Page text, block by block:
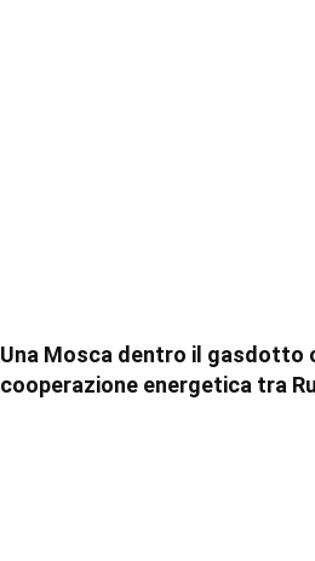
Una Mosca dentro il gasdotto
cooperazione energetica tra